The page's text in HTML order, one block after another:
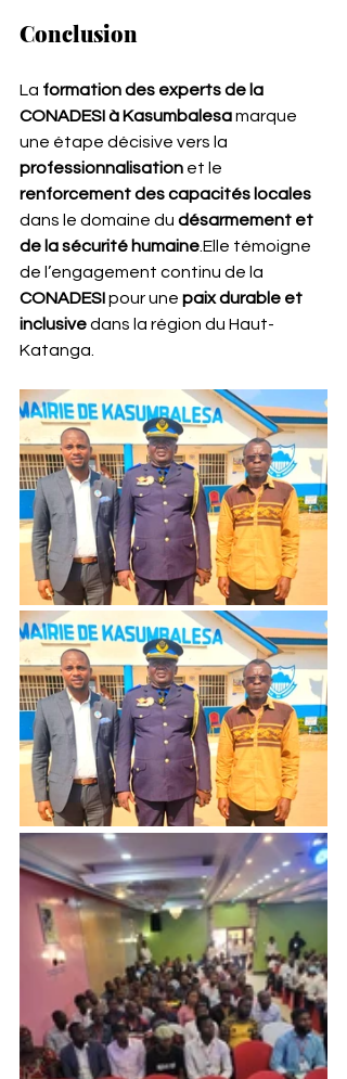
Conclusion
La formation des experts de la
CONADESI à Kasumbalesa marque
une étape décisive vers la
professionnalisation et le
renforcement des capacités locales
dans le domaine du désarmement et
de la sécurité humaine.Elle témoigne
de l’engagement continu de la
CONADESI pour une paix durable et
inclusive dans la région du Haut-
Katanga.